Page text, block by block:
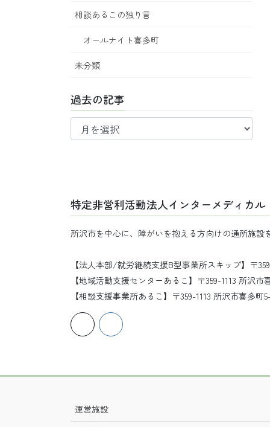
相談あるこの独り言
オールナイト喜多町
未分類
過去の記事
過
特定非営利活動法人インターメディカル
所沢市を中心に、障がいを抱える方向けの通所施設
【法人本部/就労継続支援B型事業所スキップ】〒
【地域活動支援センターあるこ】〒359-1113 所沢
【相談支援事業所あるこ】〒359-1113 所沢市喜多
運営施設